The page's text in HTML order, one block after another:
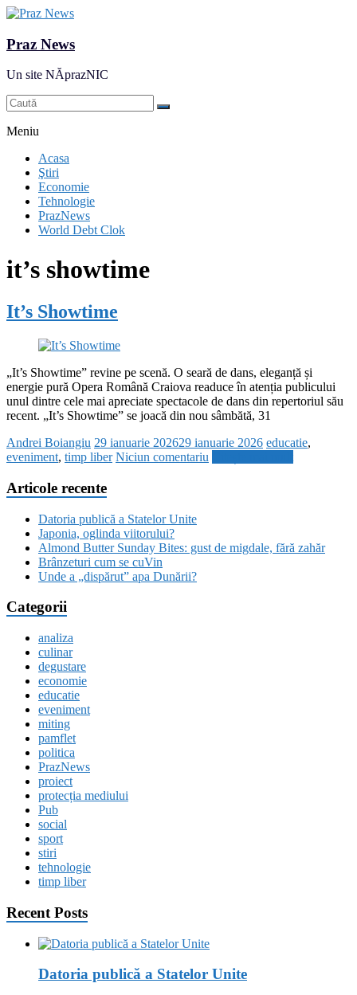
Praz News
Un site NĂprazNIC
Meniu
Acasa
Ştiri
Economie
Tehnologie
PrazNews
World Debt Clok
it’s showtime
It’s Showtime
„It’s Showtime” revine pe scenă. O seară de dans, eleganță și
energie pură Opera Română Craiova readuce în atenția publicului
unul dintre cele mai apreciate spectacole de dans din repertoriul său
recent. „It’s Showtime” se joacă din nou sâmbătă, 31
Andrei Boiangiu 29 ianuarie 202629 ianuarie 2026 educatie,
eveniment, timp liber Niciun comentariu
Articole recente
Datoria publică a Statelor Unite
Japonia, oglinda viitorului?
Almond Butter Sunday Bites: gust de migdale, fără zahăr
Brânzeturi cum se cuVin
Unde a „dispărut” apa Dunării?
Categorii
analiza
culinar
degustare
economie
educatie
eveniment
miting
pamflet
politica
PrazNews
proiect
protecția mediului
Pub
social
sport
stiri
tehnologie
timp liber
Recent Posts
Datoria publică a Statelor Unite